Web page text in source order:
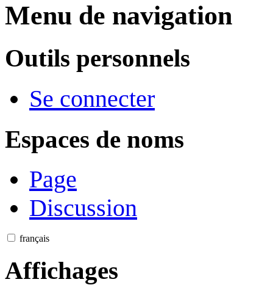
Menu de navigation
Outils personnels
Se connecter
Espaces de noms
Page
Discussion
français
Affichages